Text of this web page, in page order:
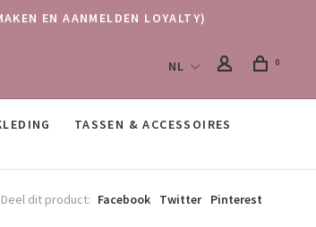
EN AANMELDEN LOYALTY)
NL 0
TASSEN & ACCESSOIRES
Deel dit product: Facebook Twitter Pinterest